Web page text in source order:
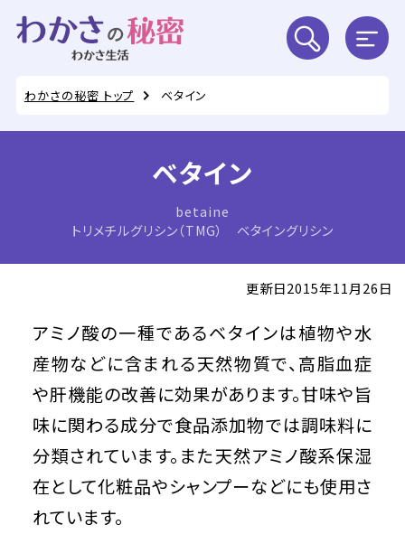
わかさの秘密 トップ ベタイン
ベタイン
betaine
トリメチルグリシン（TMG） ベタイングリシン
更新日2015年11月26日
アミノ酸の一種であるベタインは植物や水
産物などに含まれる天然物質で、高脂血症
や肝機能の改善に効果があります。甘味や旨
味に関わる成分で食品添加物では調味料に
分類されています。また天然アミノ酸系保湿
在として化粧品やシャンプーなどにも使用さ
れています。